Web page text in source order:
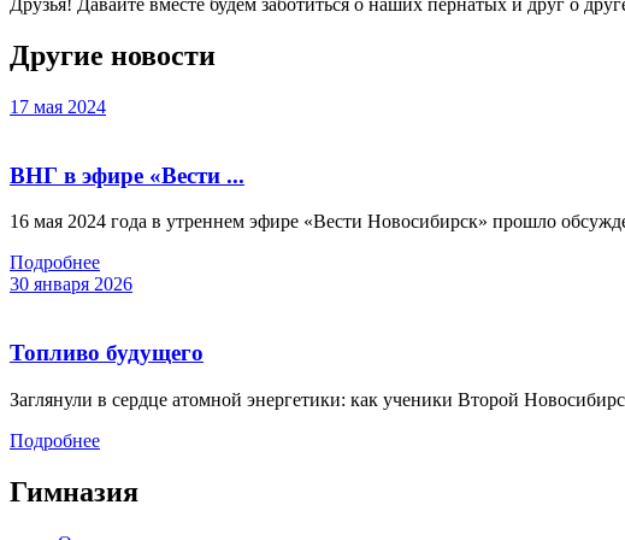
Друзья! Давайте вместе будем заботиться о наших пернатых и друг о
Другие новости
17 мая 2024
ВНГ в эфире «Вести ...
16 мая 2024 года в утреннем эфире «Вести Новосибирск» прошло
Подробнее
30 января 2026
Топливо будущего
Заглянули в сердце атомной энергетики: как ученики Второй
Подробнее
Гимназия